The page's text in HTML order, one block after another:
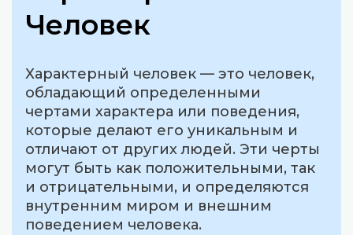
Человек
Характерный человек — это человек,
обладающий определенными
чертами характера или поведения,
которые делают его уникальным и
отличают от других людей. Эти черты
могут быть как положительными, так
и отрицательными, и определяются
внутренним миром и внешним
поведением человека.